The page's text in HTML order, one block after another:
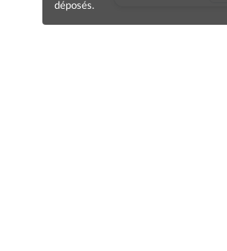
déposés.